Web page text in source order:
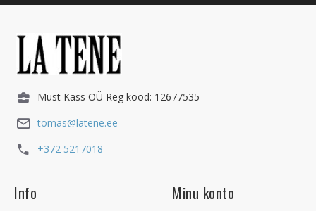
Must Kass OÜ Reg kood: 12677535
tomas@latene.ee
+372 5217018
Info Minu konto